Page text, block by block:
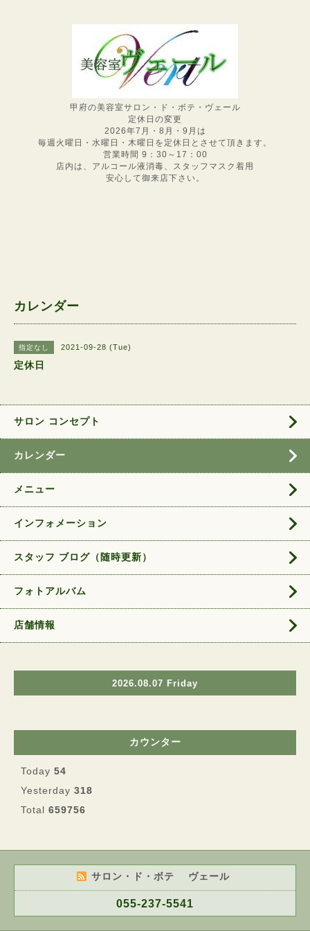
甲府の美容室サロン・ド・ボテ・ヴェール
定休日の変更
2026年7月・8月・9月は
毎週火曜日・水曜日・木曜日を定休日とさせて頂きます。
営業時間 9：30～17：00
店内は、アルコール液消毒、スタッフマスク着用
安心して御来店下さい。
カレンダー
指定なし 2021-09-28 (Tue)
定休日
サロン コンセプト
カレンダー
メニュー
インフォメーション
スタッフ ブログ（随時更新）
フォトアルバム
店舗情報
2026.08.07 Friday
カウンター
Today 54
Yesterday 318
Total 659756
サロン・ド・ボテ ヴェール
055-237-5541